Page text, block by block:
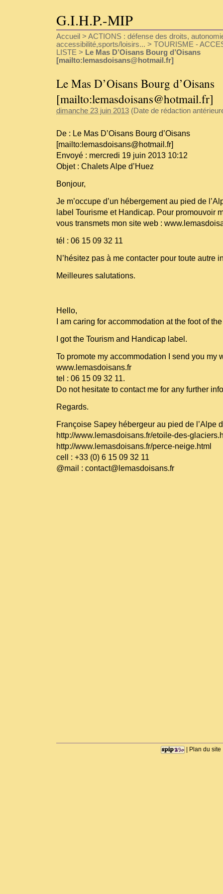
G.I.H.P.-MIP
Accueil > ACTIONS : défense des droits,
accessibilité,sports/loisirs... > TOURISME -
LISTE > Le Mas D’Oisans Bourg d’Oisans
[mailto:lemasdoisans@hotmail.fr]
Le Mas D’Oisans Bourg d’Oisans
[mailto:lemasdoisans@hotmail.fr]
dimanche 23 juin 2013 (Date de rédaction
De : Le Mas D’Oisans Bourg d’Oisans
[mailto:lemasdoisans@hotmail.fr]
Envoyé : mercredi 19 juin 2013 10:12
Objet : Chalets Alpe d’Huez
Bonjour,
Je m’occupe d’un hébergement au pied de
label Tourisme et Handicap. Pour promouvoir
vous transmets mon site web :
tél : 06 15 09 32 11
N’hésitez pas à me contacter pour toute autre
Meilleures salutations.
Hello,
I am caring for accommodation at the foot of
I got the Tourism and Handicap label.
To promote my accommodation I send you my
www.lemasdoisans.fr
tel : 06 15 09 32 11.
Do not hesitate to contact me for any further
Regards.
Françoise Sapey hébergeur au pied de l’Alpe
http://www.lemasdoisans.fr/etoile-des-
http://www.lemasdoisans.fr/perce-neige.html
cell : +33 (0) 6 15 09 32 11
@mail : contact@lemasdoisans.fr
Plan du site